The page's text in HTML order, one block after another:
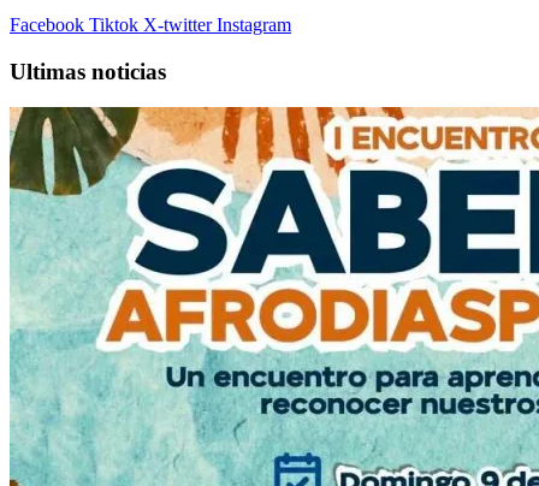
Facebook Tiktok X-twitter Instagram
Ultimas noticias